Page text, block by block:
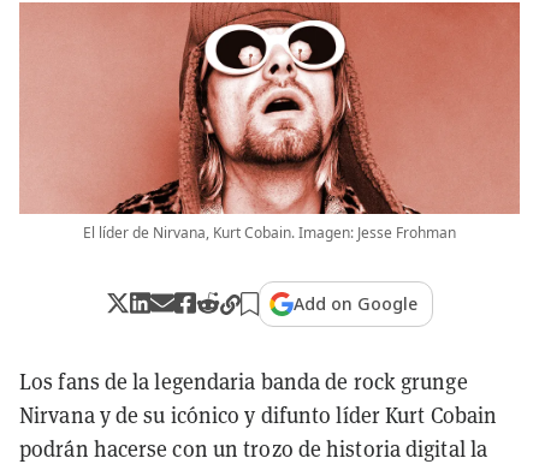
El líder de Nirvana, Kurt Cobain. Imagen: Jesse Frohman
Add on Google
Los fans de la legendaria banda de rock grunge
Nirvana y de su icónico y difunto líder Kurt Cobain
podrán hacerse con un trozo de historia digital la